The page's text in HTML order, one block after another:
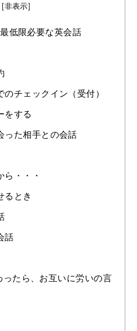
[非表示]
低限必要な英会話
のチェックイン（受付）
をする
った相手との会話
ら・・・
るとき
話
たら、お互いに労いの言